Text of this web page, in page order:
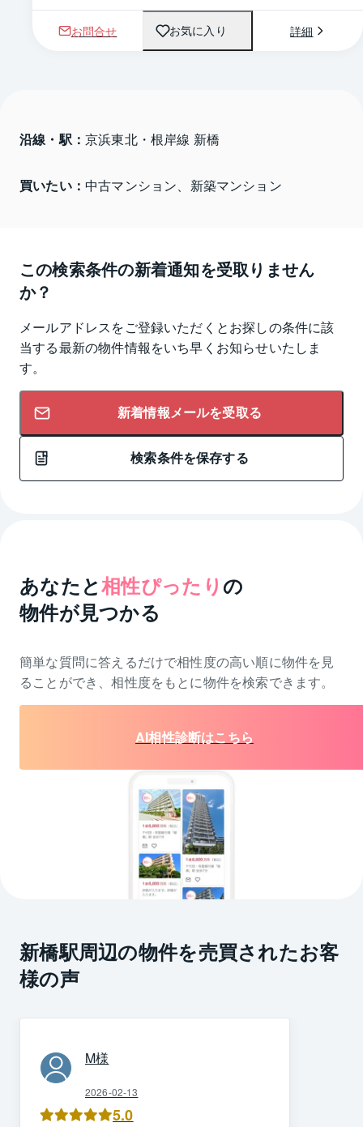
お問合せ お気に入り 詳細
沿線・駅： 京浜東北・根岸線 新橋
買いたい： 中古マンション、新築マンション
この検索条件の新着通知を受取りません
か？
メールアドレスをご登録いただくとお探しの条件に該
当する最新の物件情報をいち早くお知らせいたしま
す。
新着情報メールを受取る
検索条件を保存する
あなたと相性ぴったり の
物件が見つかる
簡単な質問に答えるだけで相性度の高い順に物件を 見
ることができ、相性度をもとに物件を検索できます。
AI相性診断はこちら
新橋駅周辺の物件を売買されたお客
様の声
M様
2026-02-13
5.0